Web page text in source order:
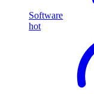
Software
hot